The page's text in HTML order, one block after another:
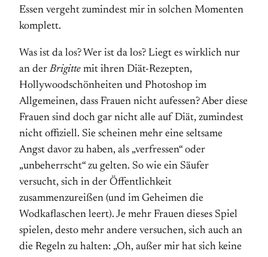
Essen vergeht zumindest mir in solchen Momenten
komplett.
Was ist da los? Wer ist da los? Liegt es wirklich nur
an derBrigitte mit ihren Diät-Rezepten,
Hollywoodschönheiten und Photoshop im
Allgemeinen, dass Frauen nicht aufessen? Aber diese
Frauen sind doch gar nicht alle auf Diät, zumindest
nicht offiziell. Sie scheinen mehr eine seltsame
Angst davor zu haben, als „verfressen“ oder
„unbeherrscht“ zu gelten. So wie ein Säufer
versucht, sich in der Öffentlichkeit
zusammenzureißen (und im Geheimen die
Wodkaflaschen leert). Je mehr Frauen dieses Spiel
spielen, desto mehr andere versuchen, sich auch an
die Regeln zu halten: „Oh, außer mir hat sich keine